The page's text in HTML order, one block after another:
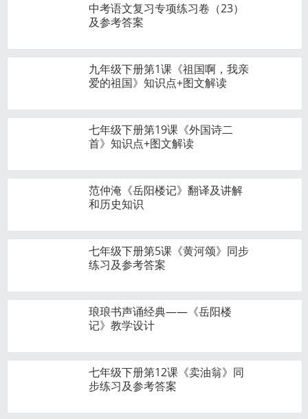
中考语文复习专项练习卷（23）
及参考答案
九年级下册第1课《祖国啊，我亲
爱的祖国》知识点+图文解读
七年级下册第19课《外国诗二
首》知识点+图文解读
范仲淹《岳阳楼记》翻译及讲解
和历史知识
七年级下册第5课《黄河颂》同步
练习及参考答案
琅琅书声诵经典——《岳阳楼
记》教学设计
七年级下册第12课《卖油翁》同
步练习及参考答案